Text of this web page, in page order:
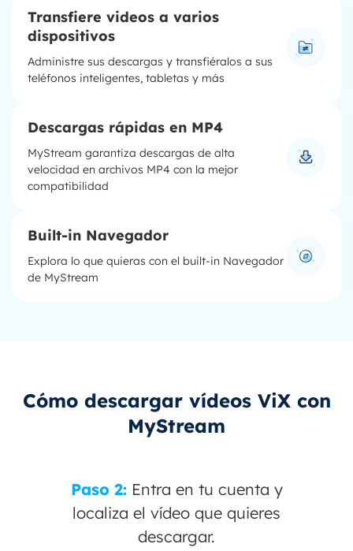
Transfiere videos a varios
dispositivos
Administre sus descargas y transfiéralos a sus
teléfonos inteligentes, tabletas y más
Descargas rápidas en MP4
MyStream garantiza descargas de alta
velocidad en archivos MP4 con la mejor
compatibilidad
Built-in Navegador
Explora lo que quieras con el built-in Navegador
de MyStream
Cómo descargar vídeos ViX con
MyStream
Paso 2: Entra en tu cuenta y
localiza el vídeo que quieres
descargar.